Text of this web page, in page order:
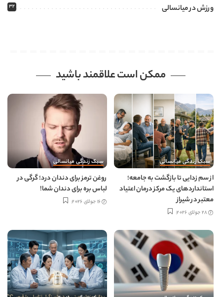
ورزش در میانسالی 32
ممکن است علاقمند باشید
سبک زندگی میانسالی
از سم زدایی تا بازگشت به جامعه؛
استانداردهای یک مرکز درمان اعتیاد
معتبر در شیراز
28 جولای 2026
سبک زندگی میانسالی
روغن ترمز برای دندان درد؛ گرگی در
لباس بره برای دندان شما!
16 جولای 2026